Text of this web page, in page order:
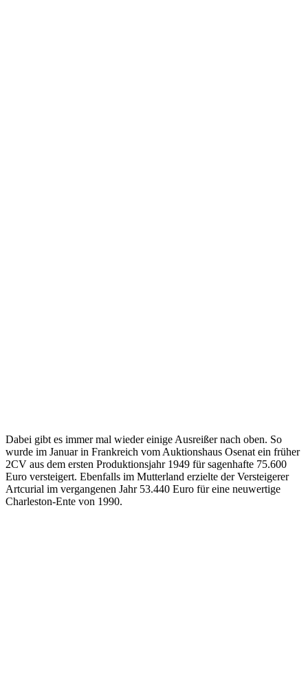
Dabei gibt es immer mal wieder einige Ausreißer nach oben. So
wurde im Januar in Frankreich vom Auktionshaus Osenat ein früher
2CV aus dem ersten Produktionsjahr 1949 für sagenhafte 75.600
Euro versteigert. Ebenfalls im Mutterland erzielte der Versteigerer
Artcurial im vergangenen Jahr 53.440 Euro für eine neuwertige
Charleston-Ente von 1990.